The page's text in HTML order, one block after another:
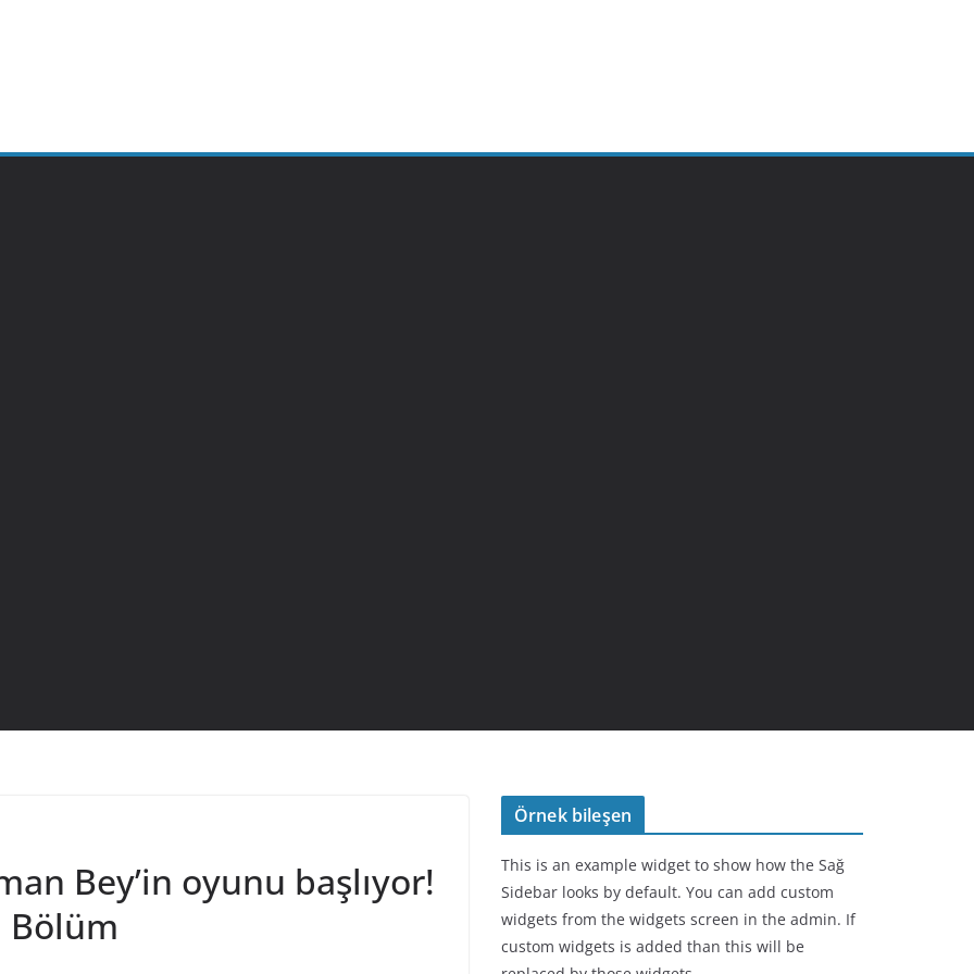
Bey’in oyunu başlıyor!
Bölüm
Örnek bileşen
This is an example widget to show how the Sağ
Sidebar looks by default. You can add custom
widgets from the widgets screen in the admin. If
custom widgets is added than this will be